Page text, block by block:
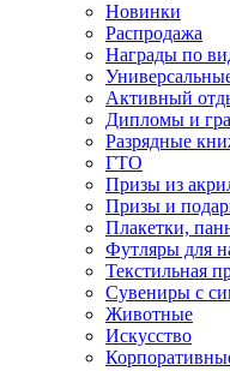
Новинки
Распродажа
Награды по
Активный
Дипломы и
Разрядные
ГТО
Призы из
Призы и
Плакетки,
Футляры для
Текстильная
Сувениры с
Животные
Искусство